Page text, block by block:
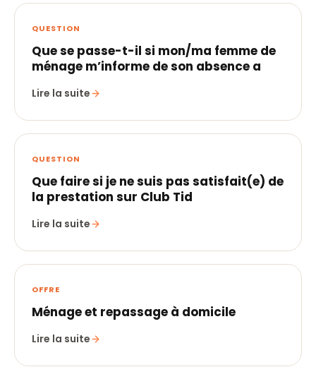
QUESTION
Que se passe-t-il si mon/ma femme de
ménage m’informe de son absence a
Lire la suite
QUESTION
Que faire si je ne suis pas satisfait(e) de
la prestation sur Club Tid
Lire la suite
OFFRE
Ménage et repassage à domicile
Lire la suite